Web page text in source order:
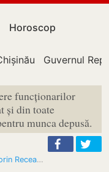
Horoscop
Guvernul
funcționarilor
și din toate
munca depusă.
Cabinetul de miniștri condus de Dorin Recean, în ultima ședință de…